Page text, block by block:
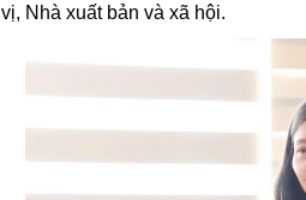
vị, Nhà xuất bản và xã hội.